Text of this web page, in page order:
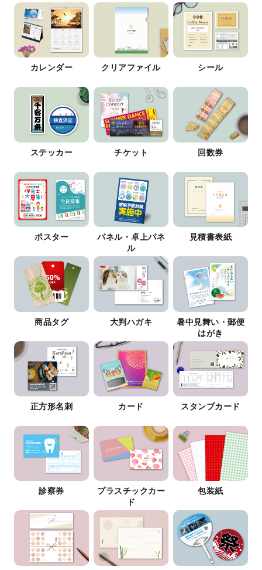
カレンダー クリアファイル シール
ステッカー チケット 回数券
ポスター
パネル・卓上パネ
ル
見積書表紙
商品タグ 大判ハガキ
暑中見舞い・郵便
はがき
正方形名刺 カード スタンプカード
診察券
プラスチックカー
ド
包装紙